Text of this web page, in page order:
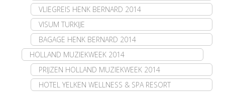
VLIEGREIS HENK BERNARD 2014
VISUM TURKIJE
BAGAGE HENK BERNARD 2014
HOLLAND MUZIEKWEEK 2014
PRIJZEN HOLLAND MUZIEKWEEK 2014
HOTEL YELKEN WELLNESS & SPA RESORT